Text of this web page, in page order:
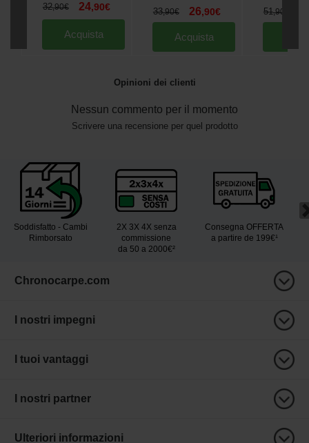
32,90€ 24,90€
Acquista
33,90€ 26,90€
Acquista
51,90
Opinioni dei clienti
Nessun commento per il momento
Scrivere una recensione per quel prodotto
Soddisfatto - Cambi
Rimborsato
2X 3X 4X senza
commissione
da 50 a 2000€²
Consegna OFFERTA
a partire de 199€¹
Chronocarpe.com
I nostri impegni
I tuoi vantaggi
I nostri partner
Ulteriori informazioni